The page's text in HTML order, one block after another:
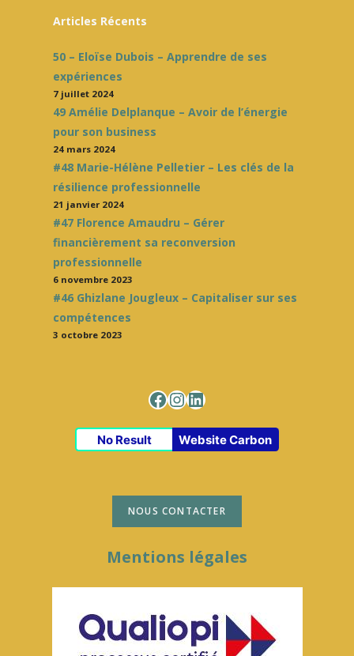
Articles Récents
50 – Eloïse Dubois – Apprendre de ses
expériences
7 juillet 2024
49 Amélie Delplanque – Avoir de l’énergie
pour son business
24 mars 2024
#48 Marie-Hélène Pelletier – Les clés de la
résilience professionnelle
21 janvier 2024
#47 Florence Amaudru – Gérer
financièrement sa reconversion
professionnelle
6 novembre 2023
#46 Ghizlane Jougleux – Capitaliser sur ses
compétences
3 octobre 2023
Facebook
Instagram
LinkedIn
No Result Website Carbon
NOUS CONTACTER
Mentions légales